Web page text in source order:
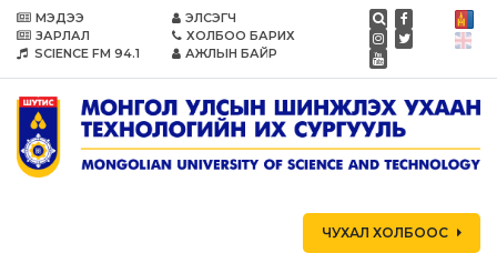
МЭДЭЭ
ЗАРЛАЛ
SCIENCE FM 94.1
ЭЛСЭГЧ
ХОЛБОО БАРИХ
АЖЛЫН БАЙР
ЧУХАЛ ХОЛБООС